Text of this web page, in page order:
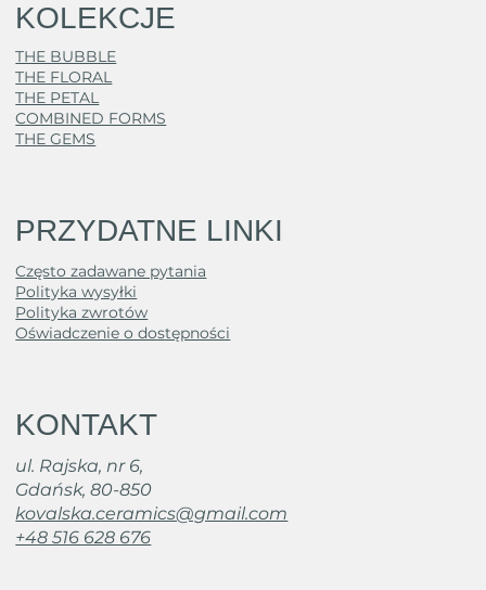
KOLEKCJE
THE BUBBLE
THE FLORAL
THE PETAL
COMBINED FORMS
THE GEMS
PRZYDATNE LINKI
Często zadawane pytania
Polityka wysyłki
Polityka zwrotów
Oświadczenie o dostępności
KONTAKT
ul. Rajska, nr 6,
Gdańsk, 80-850
kovalska.ceramics@gmail.com
+48 516 628 676